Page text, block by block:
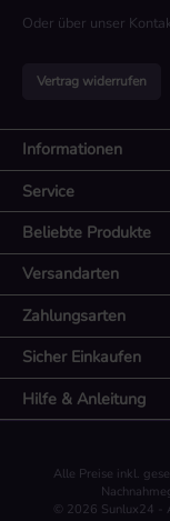
Oder über unser
Vertrag widerrufen
Informationen
Service
Beliebte Produkte
Zahlungsarten
Versandarten
Sicher Einkaufen
Hilfe & Anleitung
Alle Preise inkl.
© 2026 Sunlux24 -